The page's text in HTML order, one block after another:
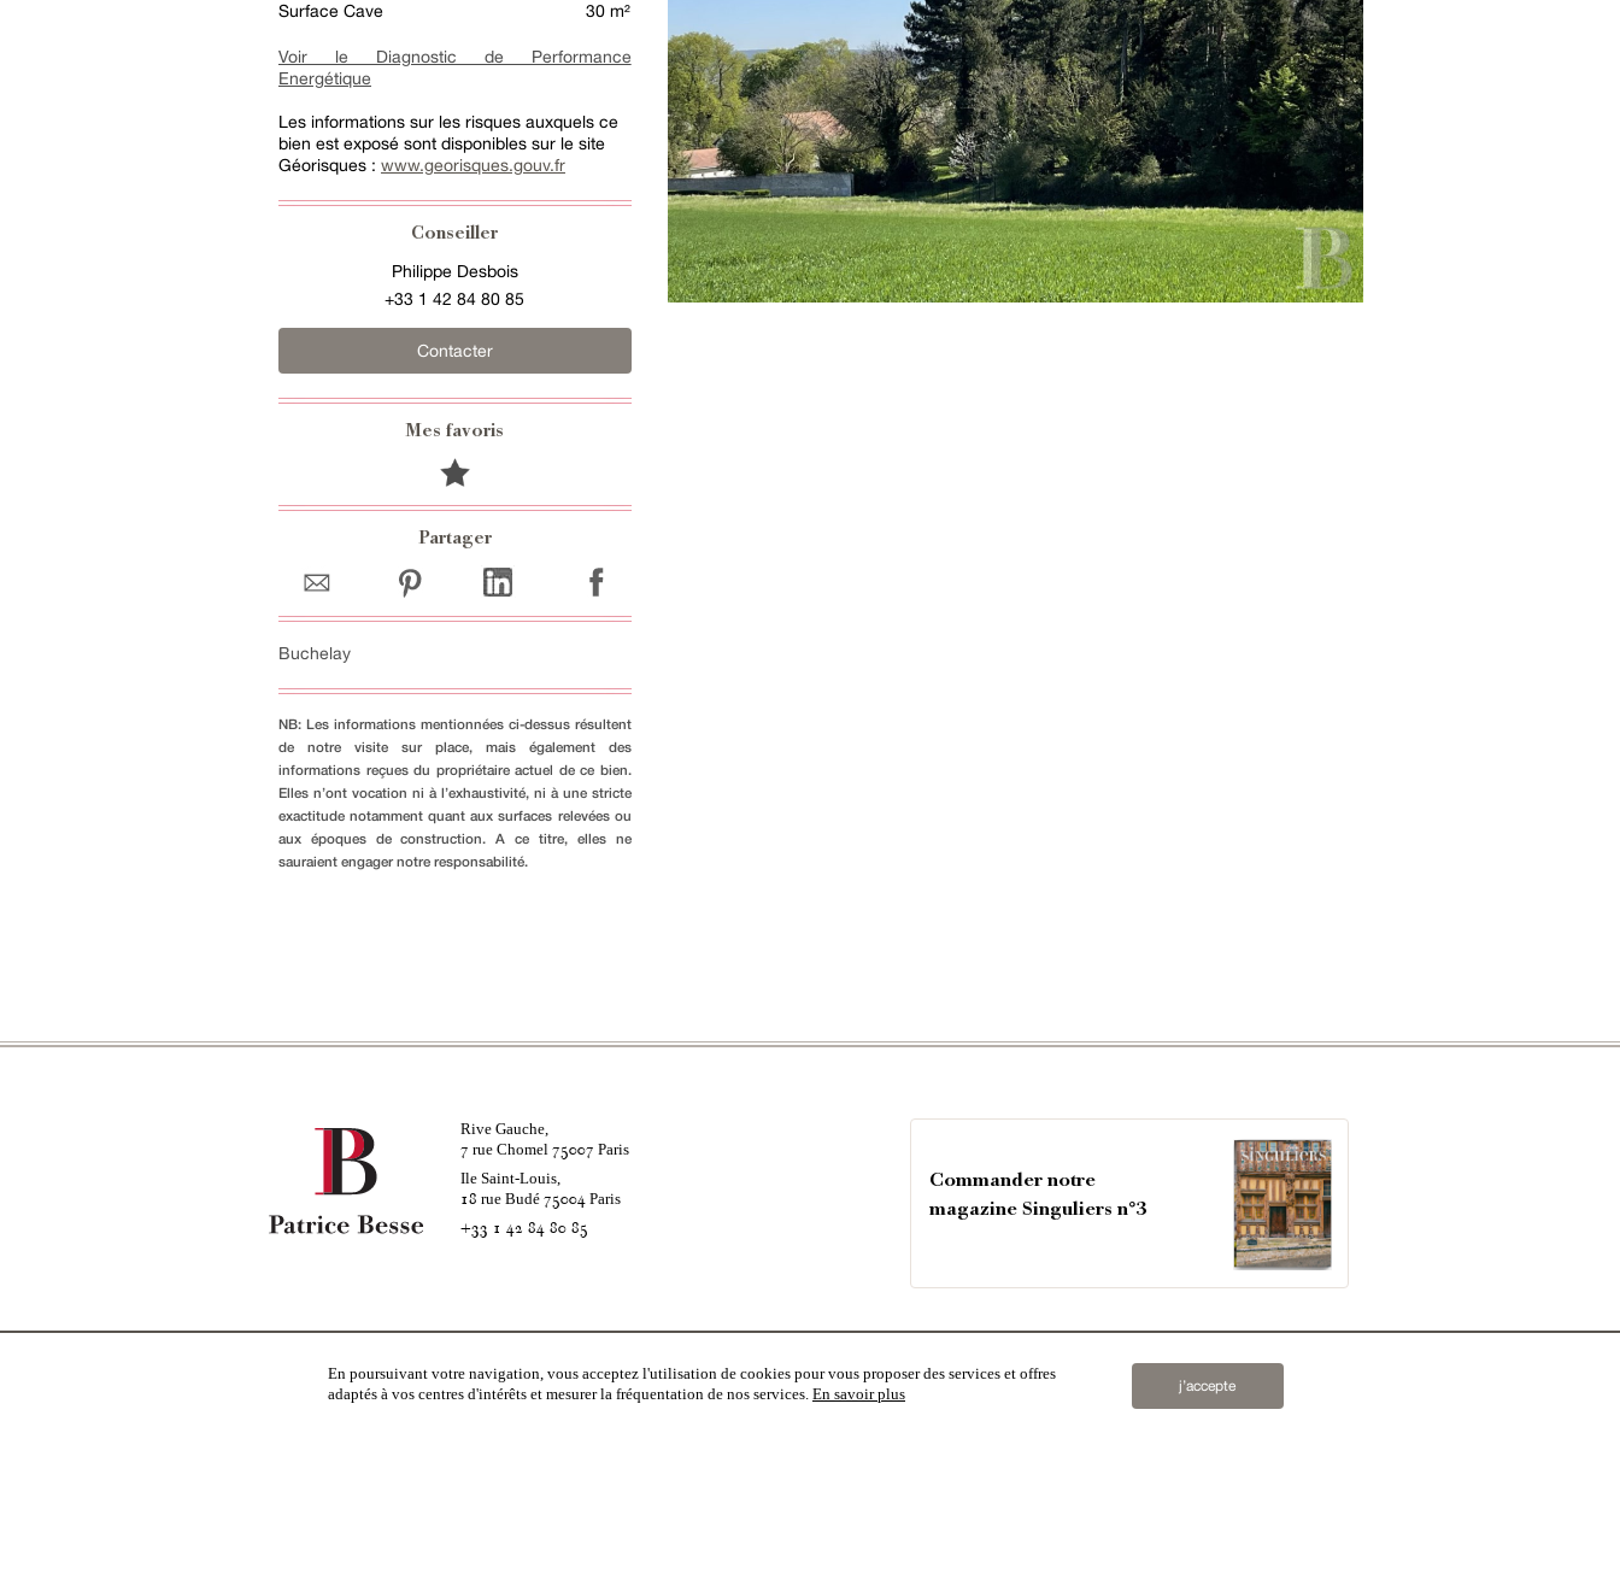
Surface Cave
30 m²
Voir le Diagnostic de Performance
Energétique
Les informations sur les risques auxquels ce
bien est exposé sont disponibles sur le site
Géorisques : www.georisques.gouv.fr
Conseiller
Philippe Desbois
+33 1 42 84 80 85
Contacter
Mes favoris
Partager
Buchelay
NB: Les informations mentionnées ci-dessus résultent
de notre visite sur place, mais également des
informations reçues du propriétaire actuel de ce bien.
Elles n’ont vocation ni à l’exhaustivité, ni à une stricte
exactitude notamment quant aux surfaces relevées ou
aux époques de construction. A ce titre, elles ne
sauraient engager notre responsabilité.
Rive Gauche,
7 rue Chomel 75007 Paris
Ile Saint-Louis,
18 rue Budé 75004Paris
+33 1 42 84 80 85
Commander notre
magazine Singuliers n°3
À propos Entreprise Vous souhaitez recevoir nos lettres d'information ?
En poursuivant votre navigation, vous acceptez l'utilisation de cookies pour vous proposer des services et offres
adaptés à vos centres d'intérêts et mesurer la fréquentation de nos services. En savoir plus j’accepte